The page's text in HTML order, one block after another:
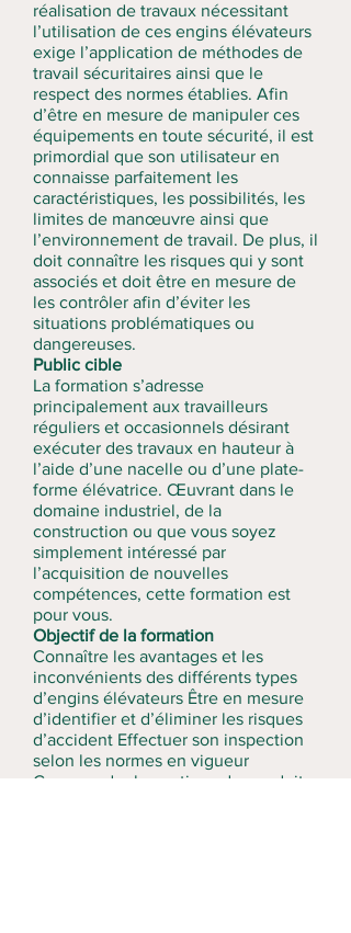
réalisation de travaux nécessitant
l’utilisation de ces engins élévateurs
exige l’application de méthodes de
travail sécuritaires ainsi que le
respect des normes établies. Afin
d’être en mesure de manipuler ces
équipements en toute sécurité, il est
primordial que son utilisateur en
connaisse parfaitement les
caractéristiques, les possibilités, les
limites de manœuvre ainsi que
l’environnement de travail. De plus, il
doit connaître les risques qui y sont
associés et doit être en mesure de
les contrôler afin d’éviter les
situations problématiques ou
dangereuses.
Public cible
La formation s’adresse
principalement aux travailleurs
réguliers et occasionnels désirant
exécuter des travaux en hauteur à
l’aide d’une nacelle ou d’une plate-
forme élévatrice. Œuvrant dans le
domaine industriel, de la
construction ou que vous soyez
simplement intéressé par
l’acquisition de nouvelles
compétences, cette formation est
pour vous.
Objectif de la formation
Connaître les avantages et les
inconvénients des différents types
d’engins élévateurs Être en mesure
d’identifier et d’éliminer les risques
d’accident Effectuer son inspection
selon les normes en vigueur
Comprendre les notions de conduite